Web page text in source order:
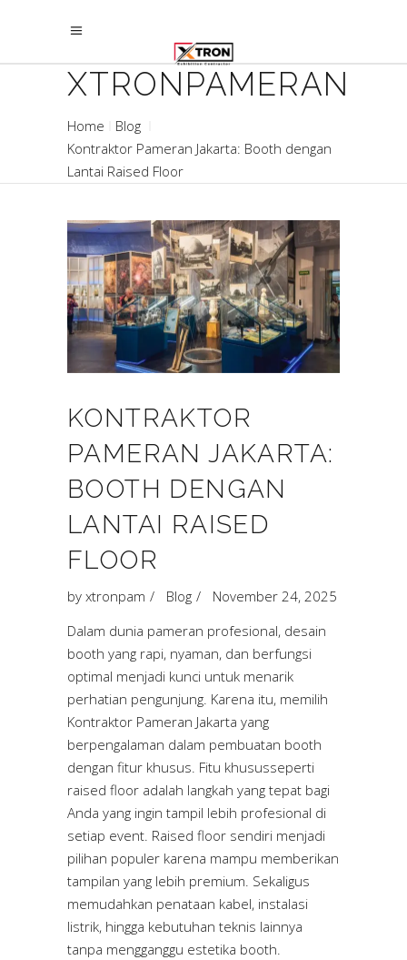
XTRONPAMERAN
Home
Blog
Kontraktor Pameran Jakarta: Booth dengan
Lantai Raised Floor
KONTRAKTOR
PAMERAN JAKARTA:
BOOTH DENGAN
LANTAI RAISED
FLOOR
by xtronpam Blog
November 24, 2025
Dalam dunia pameran profesional, desain
booth yang rapi, nyaman, dan berfungsi
optimal menjadi kunci untuk menarik
perhatian pengunjung. Karena itu, memilih
Kontraktor Pameran Jakarta yang
berpengalaman dalam pembuatan booth
dengan fitur khusus. Fitu khususseperti
raised floor adalah langkah yang tepat bagi
Anda yang ingin tampil lebih profesional di
setiap event. Raised floor sendiri menjadi
pilihan populer karena mampu memberikan
tampilan yang lebih premium. Sekaligus
memudahkan penataan kabel, instalasi
listrik, hingga kebutuhan teknis lainnya
tanpa mengganggu estetika booth.